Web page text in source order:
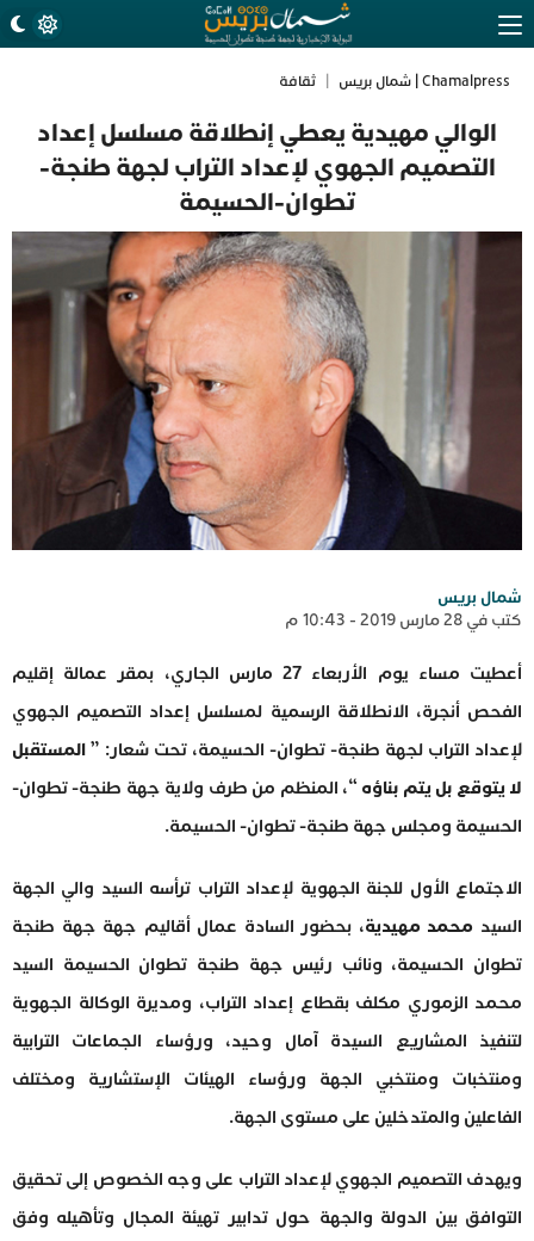
Chamalpress | شمال بريس ثقافة
الوالي مهيدية يعطي إنطلاقة مسلسل إعداد
التصميم الجهوي لإعداد التراب لجهة طنجة-
تطوان-الحسيمة
شمال بريس
كتب في 28 مارس 2019 - 10:43 م
أعطيت مساء يوم الأربعاء 27 مارس الجاري، بمقر عمالة إقليم
الفحص أنجرة، الانطلاقة الرسمية لمسلسل إعداد التصميم الجهوي
لإعداد التراب لجهة طنجة- تطوان- الحسيمة، تحت شعار: ”المستقبل
لا يتوقع بل يتم بناؤه“، المنظم من طرف ولاية جهة طنجة- تطوان-
الحسيمة ومجلس جهة طنجة- تطوان- الحسيمة.
الاجتماع الأول للجنة الجهوية لإعداد التراب ترأسه السيد والي الجهة
السيد محمد مهيدية، بحضور السادة عمال أقاليم جهة جهة طنجة
تطوان الحسيمة، ونائب رئيس جهة طنجة تطوان الحسيمة السيد
محمد الزموري مكلف بقطاع إعداد التراب، ومديرة الوكالة الجهوية
لتنفيذ المشاريع السيدة آمال وحيد، ورؤساء الجماعات الترابية
ومنتخبات ومنتخبي الجهة ورؤساء الهيئات الإستشارية ومختلف
الفاعلين والمتدخلين على مستوى الجهة.
ويهدف التصميم الجهوي لإعداد التراب على وجه الخصوص إلى تحقيق
التوافق بين الدولة والجهة حول تدابير تهيئة المجال وتأهيله وفق